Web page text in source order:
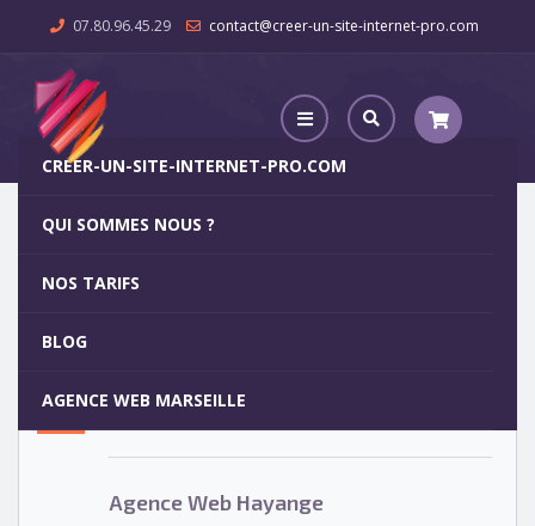
07.80.96.45.29 contact@creer-un-site-internet-pro.com
CREER-UN-SITE-INTERNET-PRO.COM
QUI SOMMES NOUS ?
NOS TARIFS
BLOG
AGENCE WEB MARSEILLE
Agence Web Hayange
5
Votre site internet pour 29€
Agence Web Hayange